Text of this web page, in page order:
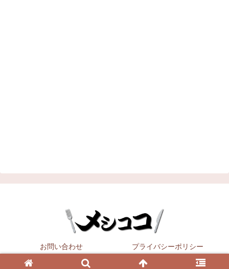
お問い合わせ プライバシーポリシー
Copyright © 2021 All Rights Reserved.